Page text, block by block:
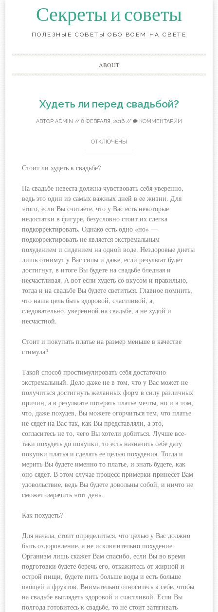
Секреты и советы
ПОЛЕЗНЫЕ СОВЕТЫ ОБО ВСЕМ НА СВЕТЕ
Перейти
к
ABOUT
Худеть ли перед свадьбой?
АВТОР ADMIN // 8 ФЕВРАЛЯ, 2016 // КОММЕНТАРИИ
ОТКЛЮЧЕНЫ
Стоит ли худеть к свадьбе?
На свадьбе невеста должна чувствовать себя уверенно,
ведь это один из самых важных дней в ее жизни. Для
этого, если Вы считаете, что у Вас есть некоторые
недостатки в фигуре, безусловно стоит их слегка
подкорректировать. Однако есть одно «но» —
подкорректировать не является экстремальным
похудением и сидением на одной воде. Нездоровые диеты
лишь отнимут у Вас силы и даже, если результат будет
достигнут, в итоге Вы будете на свадьбе бледная и
несчастливая. А вот если худеть со вкусом и правильно,
тогда и на свадьбе Вы будете светиться. Главное помнить,
что наша цель быть здоровой, счастливой, а,
следовательно, уверенной на свадьбе, а не худой и
несчастной.
Стоит и покупать платье на размер меньше в качестве
стимула?
Такой способ простимулировать себя достаточно
экстремальный. Дело даже не в том, что у Вас может не
получиться достигнуть желанных форм в силу различных
причин, а в результате потерять платье мечты, но и в том,
что, даже похудев, Вы можете огорчиться тем, что платье
не сядет на Вас так, как Вы представляли, а это,
согласитесь не то, чего Вы хотели добиться. Лучше все-
таки похудеть до покупки, то есть назначить себе дату
покупки платья и сделать ее целью похудения. Тогда и
мерить Вы будете именно то платье, и знать будете, как
оно сядет. В этом случае процесс примерки принесет Вам
удовольствие, ведь Вы будете довольны собой, и ничто не
сможет омрачить этот день.
Как похудеть?
Для начала, стоит определиться, что целью у Вас должно
быть оздоровление, а не исключительно похудение.
Организм лишь скажет Вам спасибо, если Вы во время
подготовки будете беречь его, откажитесь от жирной и
острой пищи, будете пить больше воды и есть больше
овощей и фруктов. Внимательно относитесь к себе, чтобы
на свадьбе выглядеть здоровой и счастливой. Если Вы
полгода готовитесь к свадьбе, то не стоит затягивать